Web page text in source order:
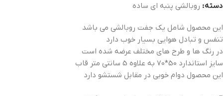
دسته: روبالشی پنبه ای ساده
این محصول شامل یک جفت روبالشی می باشد
تنفس و تبادل هوایی بسیار خوب دارد
در رنگ ها و طرح های مختلف عرضه شده است
سایز استاندارد 50*70 به علاوه 5 سانتی متر قاب
این محصول دوام خوبی در مقابل شستشو دارد